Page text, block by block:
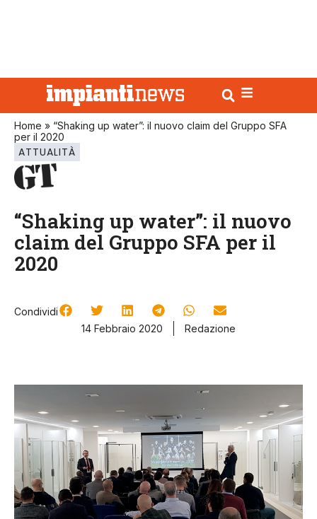
Home » “Shaking up water”: il nuovo claim del Gruppo SFA
per il 2020
ATTUALITÀ
“Shaking up water”: il nuovo
claim del Gruppo SFA per il
2020
Condividi
14 Febbraio 2020
Redazione